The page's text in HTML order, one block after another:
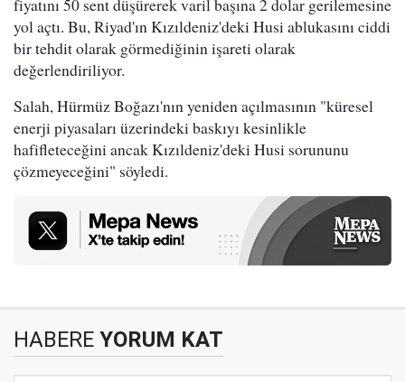
yol açtı. Bu, Riyad'ın Kızıldeniz'deki Husi ablukasını ciddi
bir tehdit olarak görmediğinin işareti olarak
değerlendiriliyor.
Salah, Hürmüz Boğazı'nın yeniden açılmasının "küresel
enerji piyasaları üzerindeki baskıyı kesinlikle
hafifleteceğini ancak Kızıldeniz'deki Husi sorununu
çözmeyeceğini" söyledi.
HABERE YORUM KAT